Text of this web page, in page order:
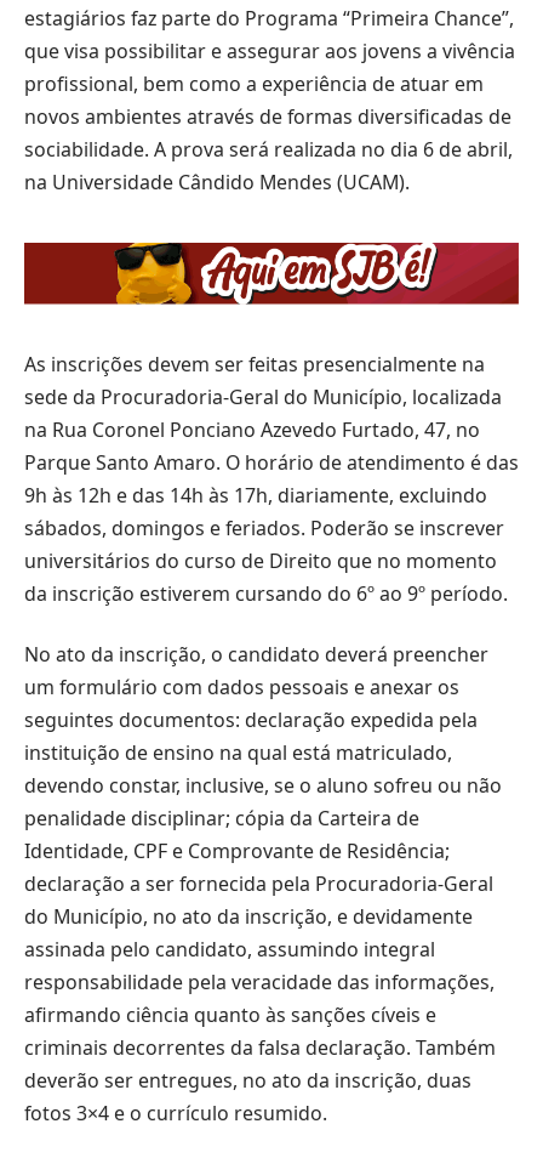
estagiários faz parte do Programa “Primeira Chance”,
que visa possibilitar e assegurar aos jovens a vivência
profissional, bem como a experiência de atuar em
novos ambientes através de formas diversificadas de
sociabilidade. A prova será realizada no dia 6 de abril,
na Universidade Cândido Mendes (UCAM).
As inscrições devem ser feitas presencialmente na
sede da Procuradoria-Geral do Município, localizada
na Rua Coronel Ponciano Azevedo Furtado, 47, no
Parque Santo Amaro. O horário de atendimento é das
9h às 12h e das 14h às 17h, diariamente, excluindo
sábados, domingos e feriados. Poderão se inscrever
universitários do curso de Direito que no momento
da inscrição estiverem cursando do 6º ao 9º período.
No ato da inscrição, o candidato deverá preencher
um formulário com dados pessoais e anexar os
seguintes documentos: declaração expedida pela
instituição de ensino na qual está matriculado,
devendo constar, inclusive, se o aluno sofreu ou não
penalidade disciplinar; cópia da Carteira de
Identidade, CPF e Comprovante de Residência;
declaração a ser fornecida pela Procuradoria-Geral
do Município, no ato da inscrição, e devidamente
assinada pelo candidato, assumindo integral
responsabilidade pela veracidade das informações,
afirmando ciência quanto às sanções cíveis e
criminais decorrentes da falsa declaração. Também
deverão ser entregues, no ato da inscrição, duas
fotos 3×4 e o currículo resumido.